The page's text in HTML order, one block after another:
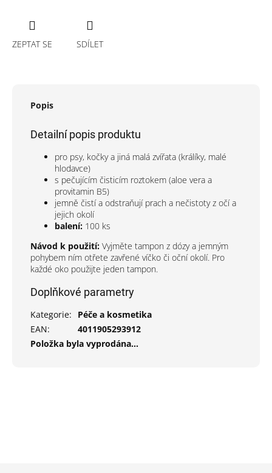
ZEPTAT SE SDÍLET
Popis
Detailní popis produktu
pro psy, kočky a jiná malá zvířata (králíky, malé
hlodavce)
s pečujícím čisticím roztokem (aloe vera a
provitamin B5)
jemně čistí a odstraňují prach a nečistoty z očí a
jejich okolí
balení: 100 ks
Návod k použití: Vyjměte tampon z dózy a jemným
pohybem ním otřete zavřené víčko či oční okolí. Pro
každé oko použijte jeden tampon.
Doplňkové parametry
Kategorie:
Péče a kosmetika
EAN:
4011905293912
Položka byla vyprodána…